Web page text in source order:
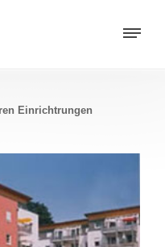
Ein­richt­run­gen